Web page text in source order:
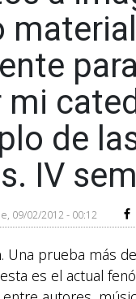
material
para
mi
de
IV
09/02/2012 - 00:12
Una prueba más
es el actual